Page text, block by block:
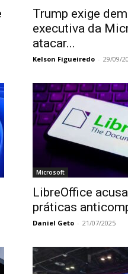
Trump exige
executiva da
atacar...
Kelson Figueiredo - 29/09/
Microsoft
LibreOffice
práticas
Daniel Geto - 21/07/2025